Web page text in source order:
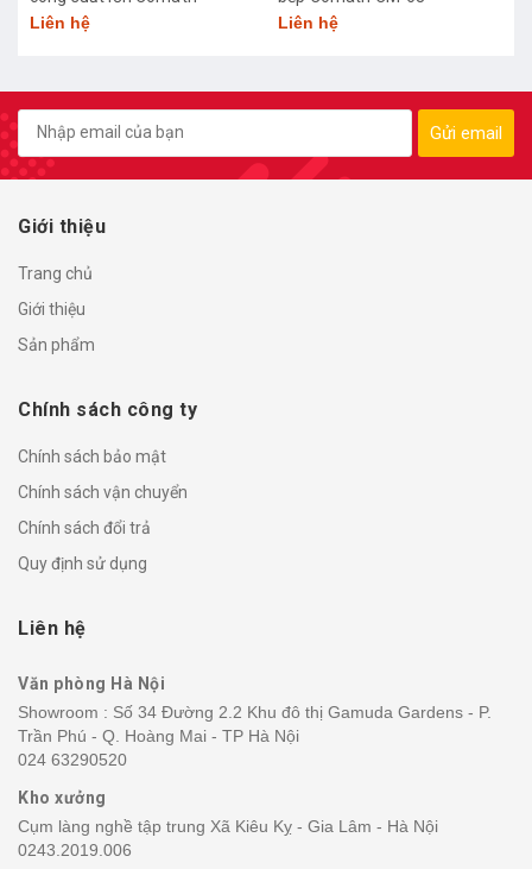
CM2681-50
Liên hệ
Liên hệ
Gửi email
Giới thiệu
Trang chủ
Giới thiệu
Sản phẩm
Chính sách công ty
Chính sách bảo mật
Chính sách vận chuyển
Chính sách đổi trả
Quy định sử dụng
Liên hệ
Văn phòng Hà Nội
Showroom : Số 34 Đường 2.2 Khu đô thị Gamuda Gardens - P.
Trần Phú - Q. Hoàng Mai - TP Hà Nội
024 63290520
Kho xưởng
Cụm làng nghề tập trung Xã Kiêu Kỵ - Gia Lâm - Hà Nội
0243.2019.006